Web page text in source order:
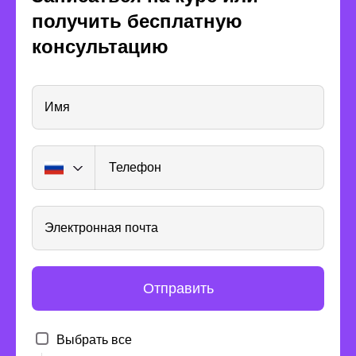
получить бесплатную
консультацию
Имя
Телефон
Электронная почта
Отправить
Выбрать все
Сертифицированный
тренер по MS Office. Стаж
— 10 лет
Получите опыт
реальной работы